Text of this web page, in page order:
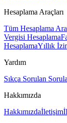
Hesaplama Araçları
Tüm Hesaplama
Vergisi Hesaplama
HesaplamaYıllık
Yardım
Sıkça Sorulan
Hakkımızda
Hakkımızdaİletişim